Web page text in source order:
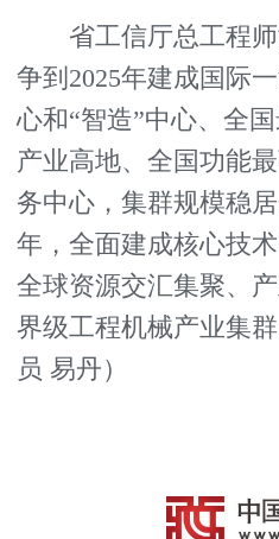
省工信厅总工程师
争到2025年建成国际
心和“智造”中心、全
产业高地、全国功能
务中心，集群规模稳
年，全面建成核心技
全球资源交汇集聚、
界级工程机械产业集
员 易丹）